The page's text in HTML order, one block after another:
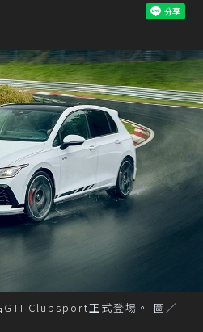
Clubsport正式登場。 圖／